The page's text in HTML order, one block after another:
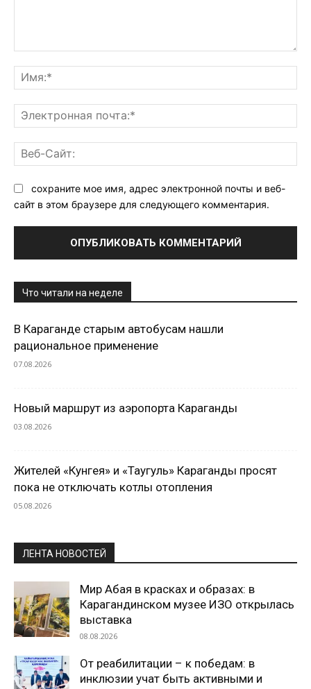
сохраните мое имя, адрес электронной почты и веб-
сайт в этом браузере для следующего комментария.
Что читали на неделе
В Караганде старым автобусам нашли
рациональное применение
07.08.2026
Новый маршрут из аэропорта Караганды
03.08.2026
Жителей «Кунгея» и «Таугуль» Караганды просят
пока не отключать котлы отопления
05.08.2026
ЛЕНТА НОВОСТЕЙ
Мир Абая в красках и образах: в
Карагандинском музее ИЗО открылась
выставка
08.08.2026
От реабилитации – к победам: в
инклюзии учат быть активными и